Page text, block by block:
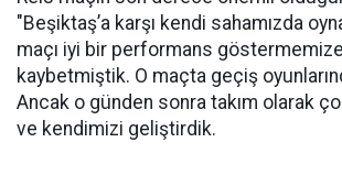
"Beşiktaş’a karşı kendi sahamızda
maçı iyi bir performans
kaybetmiştik. O maçta geçiş
Ancak o günden sonra takım olarak
ve kendimizi geliştirdik.